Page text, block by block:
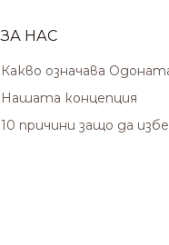
ЗА НАС
Какво означава
Нашата концепция
10 причини защо да